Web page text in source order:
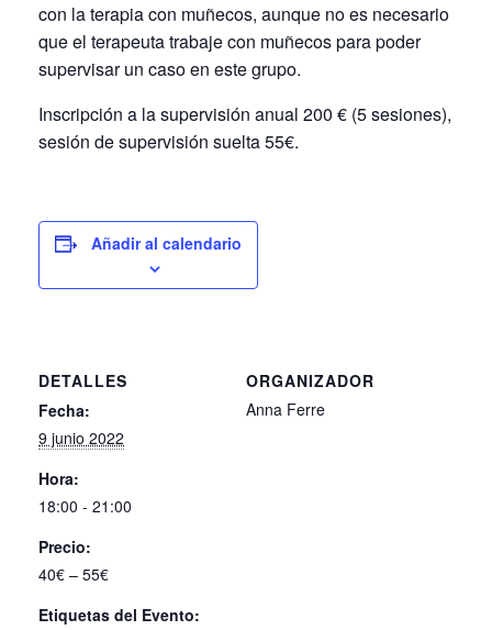
con la terapia con muñecos, aunque no es necesario
que el terapeuta trabaje con muñecos para poder
supervisar un caso en este grupo.
Inscripción a la supervisión anual 200 € (5 sesiones),
sesión de supervisión suelta 55€.
Añadir al calendario
DETALLES
Fecha:
9 junio 2022
Hora:
18:00 - 21:00
Precio:
40€ – 55€
Etiquetas del Evento:
ORGANIZADOR
Anna Ferre